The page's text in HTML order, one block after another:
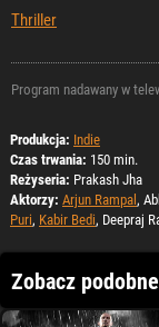
Thriller
Program nadawany w
Produkcja: Indie
Czas trwania: 150 min.
Reżyseria: Prakash Jha
Aktorzy: Arjun Rampal ,
Puri, Kabir Bedi, Deepraj
Zobacz